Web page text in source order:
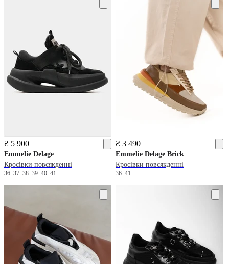
₴ 5 900
Emmelie Delage
Кросівки повсякденні
36 37 38 39 40 41
₴ 3 490
Emmelie Delage Brick
Кросівки повсякденні
3641